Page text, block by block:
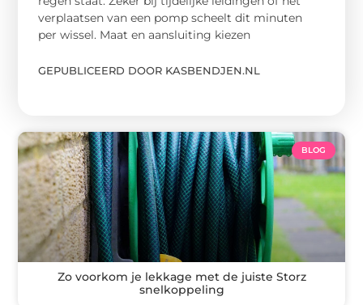
verplaatsen van een pomp scheelt dit minuten
per wissel. Maat en aansluiting kiezen
GEPUBLICEERD DOOR KASBENDJEN.NL
BLOG
Zo voorkom je lekkage met de juiste Storz
snelkoppeling